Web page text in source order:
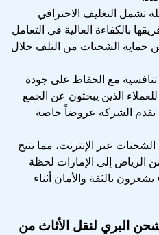
تشمل التغليف الاحترافي
بالكفاءة العالية في التعامل
حماية الشحنات من التلف خلال
مع الحفاظ على جودة
للعملاء الذين يبحثون عن الجمع
تقدم الشركة عروضاً خاصة
عبر الإنترنت، مما يتيح
الرياض إلى الإمارات لحظة
بالثقة والأمان أثناء
البري لنقل الأثاث من